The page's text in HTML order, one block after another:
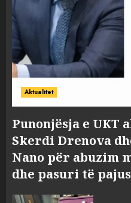
Aktualitet
Punonjësja e UKT
Skerdi Drenova
Nano për abuzim
dhe pasuri të